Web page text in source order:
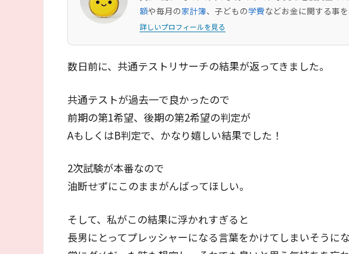
額や毎月の家計簿、子どもの学費などお金に関する事
詳しいプロフィールを見る
数日前に、共通テストリサーチの結果が返ってきました。
共通テストが過去一で良かったので
前期の第1希望、後期の第2希望の判定が
AもしくはB判定で、かなり嬉しい結果でした！
2次試験が本番なので
油断せずにこのままがんばってほしい。
そして、私がこの結果に浮かれすぎると
長男にとってプレッシャーになる言葉をかけてしまいそうに